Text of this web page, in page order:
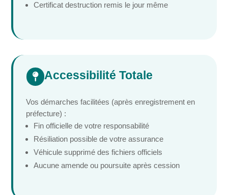
Certificat destruction remis le jour même
 Accessibilité Totale
Vos démarches facilitées (après enregistrement en
préfecture) :
Fin officielle de votre responsabilité
Résiliation possible de votre assurance
Véhicule supprimé des fichiers officiels
Aucune amende ou poursuite après cession